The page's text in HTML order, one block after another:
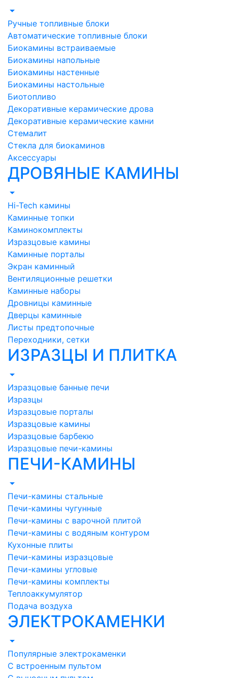
Ручные топливные блоки
Автоматические топливные блоки
Биокамины встраиваемые
Биокамины напольные
Биокамины настенные
Биокамины настольные
Биотопливо
Декоративные керамические дрова
Декоративные керамические камни
Стемалит
Стекла для биокаминов
Аксессуары
ДРОВЯНЫЕ КАМИНЫ
Hi-Tech камины
Каминные топки
Каминокомплекты
Изразцовые камины
Каминные порталы
Экран каминный
Вентиляционные решетки
Каминные наборы
Дровницы каминные
Дверцы каминные
Листы предтопочные
Переходники, сетки
ИЗРАЗЦЫ И ПЛИТКА
Изразцовые банные печи
Изразцы
Изразцовые порталы
Изразцовые камины
Изразцовые барбекю
Изразцовые печи-камины
ПЕЧИ-КАМИНЫ
Печи-камины стальные
Печи-камины чугунные
Печи-камины с варочной плитой
Печи-камины с водяным контуром
Кухонные плиты
Печи-камины изразцовые
Печи-камины угловые
Печи-камины комплекты
Теплоаккумулятор
Подача воздуха
ЭЛЕКТРОКАМЕНКИ
Популярные электрокаменки
С встроенным пультом